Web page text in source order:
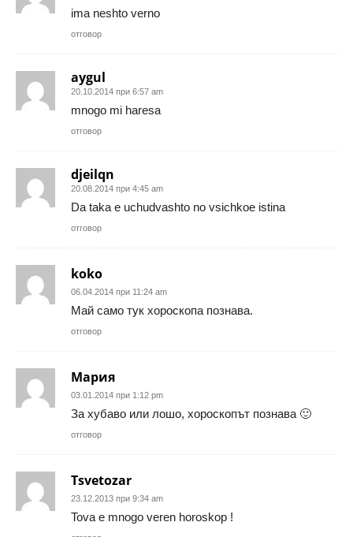
ima neshto verno
отговор
aygul
20.10.2014 при 6:57 am
mnogo mi haresa
отговор
djeilqn
20.08.2014 при 4:45 am
Da taka e uchudvashto no vsichkoe istina
отговор
koko
06.04.2014 при 11:24 am
Май само тук хороскопа познава.
отговор
Мария
03.01.2014 при 1:12 pm
За хубаво или лошо, хороскопът познава 🙂
отговор
Tsvetozar
23.12.2013 при 9:34 am
Tova e mnogo veren horoskop !